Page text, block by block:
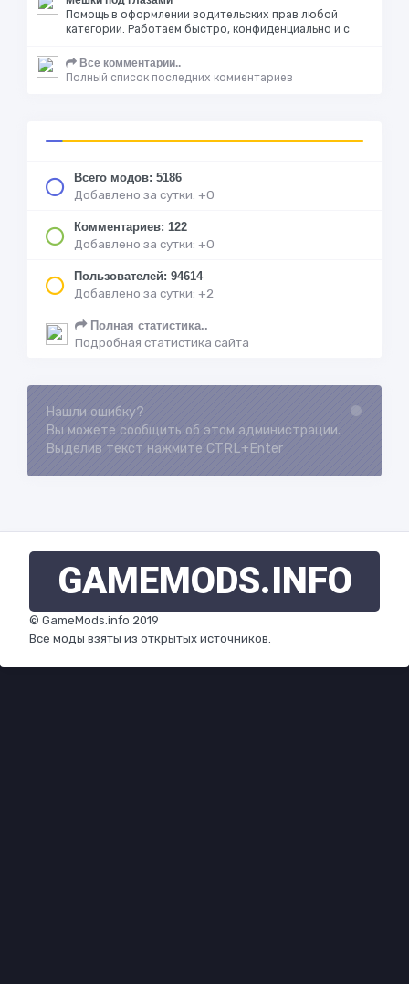
Помощь в оформлении водительских прав любой
категории. Работаем быстро, конфиденциально и с
Все комментарии..
Полный список последних комментариев
Всего модов: 5186
Добавлено за сутки: +0
Комментариев: 122
Добавлено за сутки: +0
Пользователей: 94614
Добавлено за сутки: +2
Полная статистика..
Подробная статистика сайта
Loading...
Нашли ошибку?
Вы можете сообщить об этом администрации.
Выделив текст нажмите CTRL+Enter
GAMEMODS.INFO
© GameMods.info 2019
Все моды взяты из открытых источников.